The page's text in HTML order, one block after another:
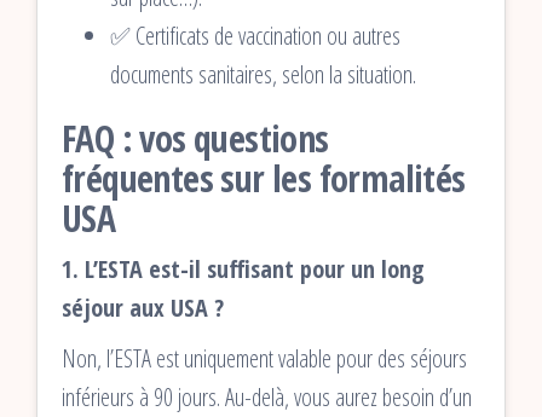
✅ Certificats de vaccination ou autres
documents sanitaires, selon la situation.
FAQ : vos questions
fréquentes sur les formalités
USA
1. L’ESTA est-il suffisant pour un long
séjour aux USA ?
Non, l’ESTA est uniquement valable pour des séjours
inférieurs à 90 jours. Au-delà, vous aurez besoin d’un